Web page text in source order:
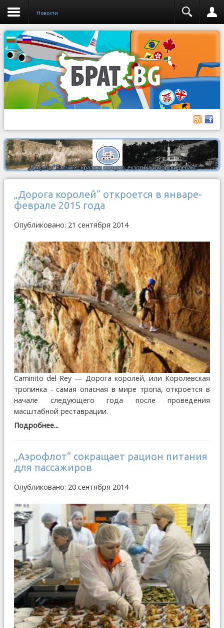
Новости
„Дорога королей“ откроется в январе-
феврале 2015 года
Опубликовано: 21 сентября 2014
Caminito del Rey — Дорога королей, или Королевская
тропинка - самая опасная в мире тропа, откроется в
начале следующего года после проведения
масштабной реставрации.
Подробнее...
„Аэрофлот“ сокращает рацион питания
для пассажиров
Опубликовано: 20 сентября 2014